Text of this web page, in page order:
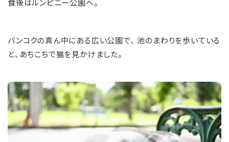
食後はルンピニー公園へ。
バンコクの真ん中にある広い公園で、 池のまわりを歩いている
と、あちこちで猫を見かけました。